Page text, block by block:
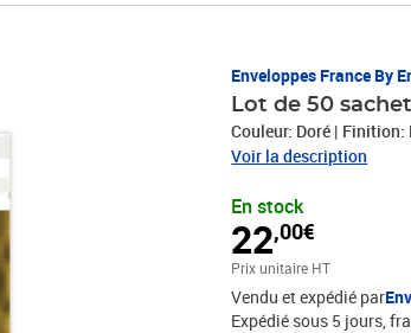
Enveloppes France By
Lot de 50
Couleur: Doré |
Voir la description
En stock
22,00€
Prix 22,00€
Prix unitaire HT
Vendu et expédié par
Expédié sous 5 jours,